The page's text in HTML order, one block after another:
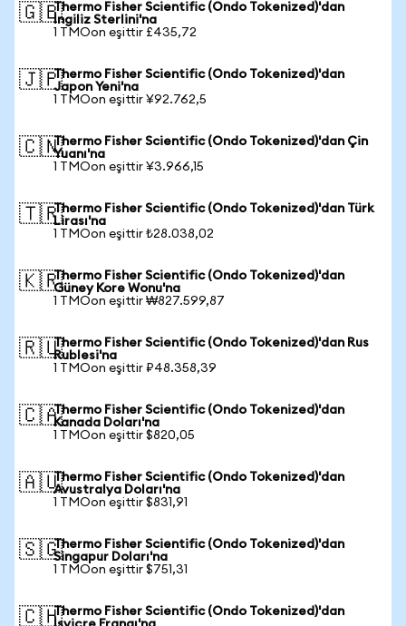
🇬🇧Thermo Fisher Scientific (Ondo Tokenized)'dan
İngiliz Sterlini'na
1 TMOon eşittir £435,72
🇯🇵Thermo Fisher Scientific (Ondo Tokenized)'dan
Japon Yeni'na
1 TMOon eşittir ¥92.762,5
🇨🇳Thermo Fisher Scientific (Ondo Tokenized)'dan Çin
Yuanı'na
1 TMOon eşittir ¥3.966,15
🇹🇷Thermo Fisher Scientific (Ondo Tokenized)'dan Türk
Lirası'na
1 TMOon eşittir ₺28.038,02
🇰🇷Thermo Fisher Scientific (Ondo Tokenized)'dan
Güney Kore Wonu'na
1 TMOon eşittir ₩827.599,87
🇷🇺Thermo Fisher Scientific (Ondo Tokenized)'dan Rus
Rublesi'na
1 TMOon eşittir ₽48.358,39
🇨🇦Thermo Fisher Scientific (Ondo Tokenized)'dan
Kanada Doları'na
1 TMOon eşittir $820,05
🇦🇺Thermo Fisher Scientific (Ondo Tokenized)'dan
Avustralya Doları'na
1 TMOon eşittir $831,91
🇸🇬Thermo Fisher Scientific (Ondo Tokenized)'dan
Singapur Doları'na
1 TMOon eşittir $751,31
🇨🇭Thermo Fisher Scientific (Ondo Tokenized)'dan